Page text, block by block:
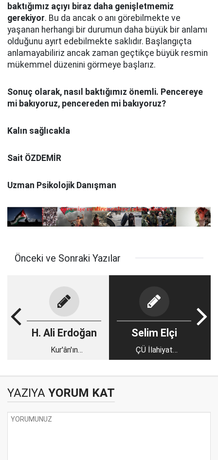
baktığımız açıyı biraz daha genişletmemiz
gerekiyor. Bu da ancak o anı görebilmekte ve
yaşanan herhangi bir durumun daha büyük bir anlamı
olduğunu ayırt edebilmekte saklıdır. Başlangıçta
anlamayabiliriz ancak zaman geçtikçe büyük resmin
mükemmel düzenini görmeye başlarız.
Sonuç olarak, nasıl baktığımız önemli. Pencereye
mi bakıyoruz, pencereden mi bakıyoruz?
Kalın sağlıcakla
Sait ÖZDEMİR
Uzman Psikolojik Danışman
Önceki ve Sonraki Yazılar
H. Ali Erdoğan
Kur'ân'ın
Değerlendirme
Selim Elçi
ÇÜ İlahiyat
Fakültesinde
YAZIYA YORUM KAT